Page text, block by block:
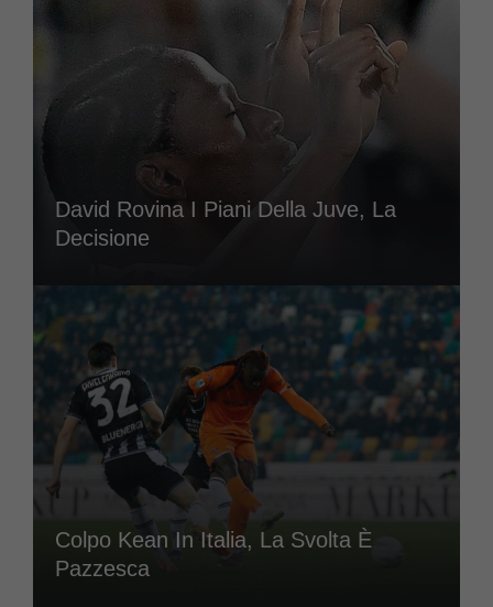
David Rovina I Piani Della Juve, La
Decisione
Colpo Kean In Italia, La Svolta È
Pazzesca